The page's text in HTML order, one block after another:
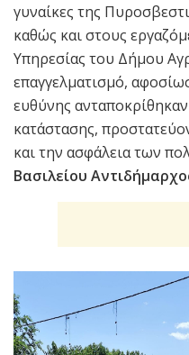
γυναίκες της
καθώς και στους
Υπηρεσίας του Δήμου
επαγγελματισμό,
ευθύνης
κατάστασης,
και την ασφάλεια των
Βασιλείου